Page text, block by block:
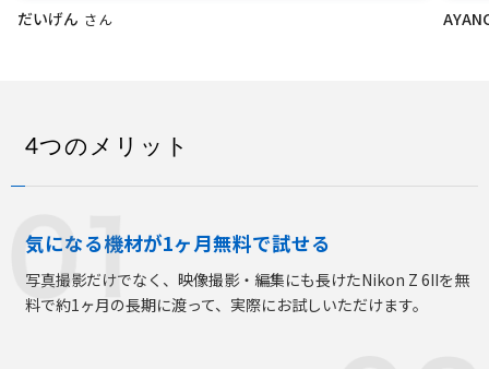
だいげん さん
4つのメリット
気になる機材が1ヶ月無料で試せる
写真撮影だけでなく、映像撮影・編集にも長けたNikon Z 6IIを無
料で約1ヶ月の長期に渡って、実際にお試しいただけます。